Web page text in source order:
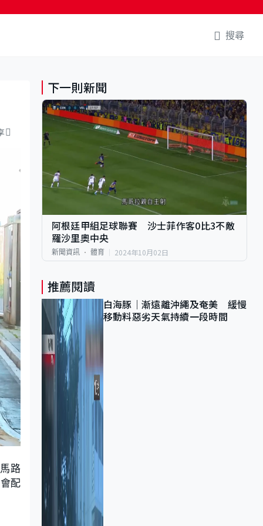
搜尋
路
配
下一則新聞
阿根廷甲組足球聯賽 沙士菲作客0比3不敵
羅沙里奧中央
新聞資訊 體育 2024年10月02日
推薦閱讀
白海豚｜漸遠離沖繩及奄美 緩慢
移動料惡劣天氣持續一段時間